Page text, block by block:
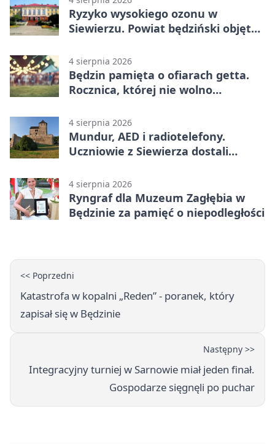
Ryzyko wysokiego ozonu w
Siewierzu. Powiat będziński objęty
4 sierpnia 2026
Będzin pamięta o ofiarach getta.
Rocznica, której nie wolno
4 sierpnia 2026
Mundur, AED i radiotelefony.
Uczniowie z Siewierza dostali
4 sierpnia 2026
Ryngraf dla Muzeum Zagłębia w
Będzinie za pamięć o niepodległości
<< Poprzedni
Katastrofa w kopalni „Reden” - poranek, który
zapisał się w Będzinie
Następny >>
Integracyjny turniej w Sarnowie miał jeden finał.
Gospodarze sięgnęli po puchar